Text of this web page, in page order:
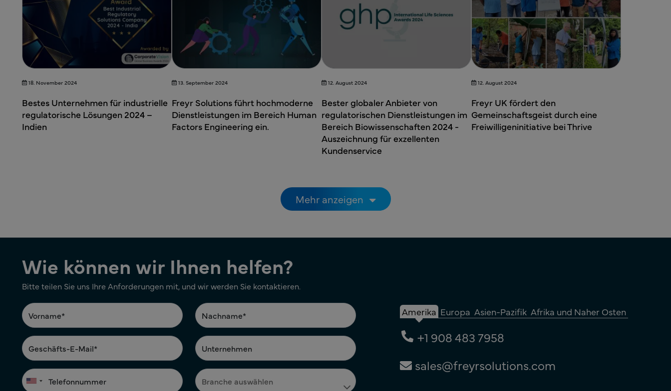
18. November 2024
Bestes Unternehmen für industrielle
regulatorische Lösungen 2024 –
Indien
13. September 2024
Freyr Solutions führt hochmoderne
Dienstleistungen im Bereich Human
Factors Engineering ein.
12. August 2024
Bester globaler Anbieter von
regulatorischen Dienstleistungen im
Bereich Biowissenschaften 2024 -
Auszeichnung für exzellenten
Kundenservice
12. August 2024
Freyr UK fördert den
Gemeinschaftsgeist durch eine
Freiwilligeninitiative bei Thrive
Mehr anzeigen
Wie können wir Ihnen helfen?
Bitte teilen Sie uns Ihre Anforderungen mit, und wir werden Sie kontaktieren.
Amerika Europa Asien-Pazifik Afrika und Naher Osten
+1 908 483 7958
sales@freyrsolutions.com